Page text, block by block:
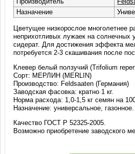
Назначение
Цветущее низкорослое многолетнее
неприхотливых лужаек на солнечных
сидерат. Для достижения эффекта
потребуется 2-3 скашивания после
Клевер белый ползучий (Trifolium
Сорт: МЕРЛИН (MERLIN)
Производство: Feldsaaten (Германия)
Заводская фасовка: кратно 1 кг.
Норма расхода: 1,0-1,5 кг семян на
Назначение: универсальное, газонное.
Качество ГОСТ Р 52325-2005.
Возможно приобретение заводского